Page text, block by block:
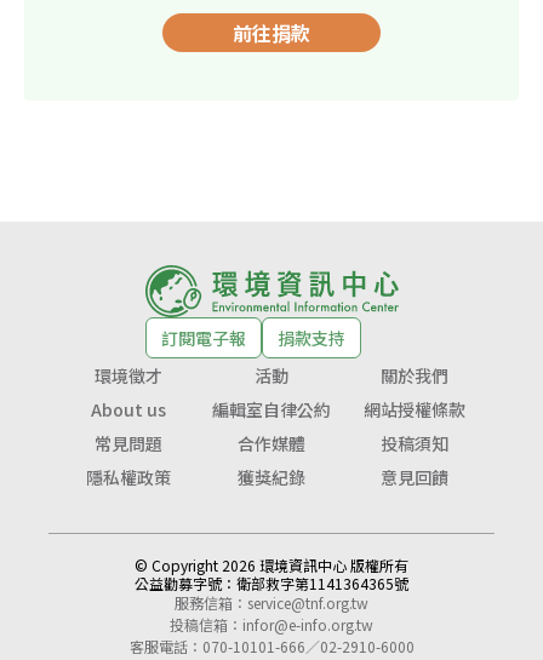
前往捐款
訂閱電子報
捐款支持
環境徵才
活動
關於我們
About us
編輯室自律公約
網站授權條款
常見問題
合作媒體
投稿須知
隱私權政策
獲獎紀錄 意見回饋
© Copyright 2026 環境資訊中心 版權所有
公益勸募字號： 衛部救字第1141364365號
服務信箱： service@tnf.org.tw
投稿信箱： infor@e-info.org.tw
客服電話：070-10101-666／02-2910-6000